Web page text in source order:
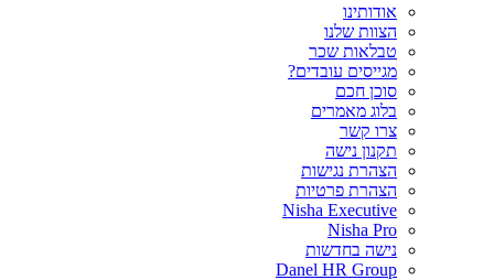
אודותינו
הצוות שלנו
טבלאות שכר
מגייסים עובדים?
סוכן חכם
בלוג מאמרים
צרו קשר
תקנון נישה
הצהרת נגישות
הצהרת פרטיות
Nisha Executive
Nisha Pro
נישה בחדשות
Danel HR Group